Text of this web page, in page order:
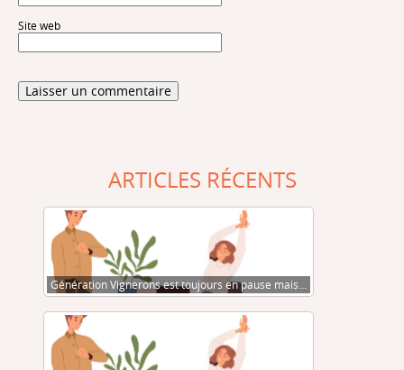
Site web
ARTICLES RÉCENTS
Génération Vignerons est toujours en pause mais…